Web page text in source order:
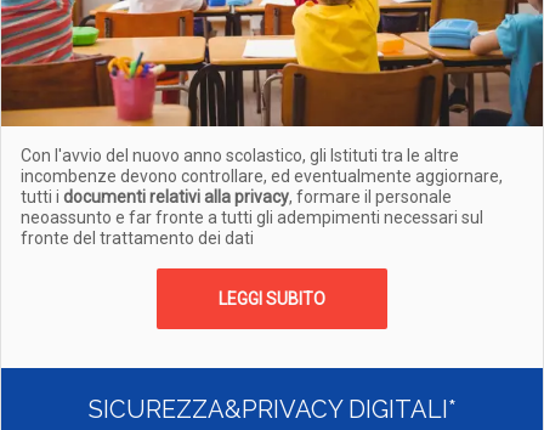
Con l'avvio del nuovo anno scolastico, gli Istituti tra le altre
incombenze devono controllare, ed eventualmente aggiornare,
tutti i documenti relativi alla privacy, formare il personale
neoassunto e far fronte a tutti gli adempimenti necessari sul
fronte del trattamento dei dati
LEGGI SUBITO
SICUREZZA&PRIVACY DIGITALI*